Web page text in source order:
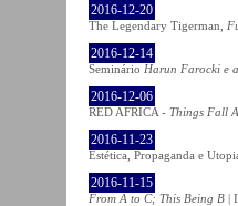
2016-12-20
The Legendary Tigerman,
2016-12-14
Seminário Harun Farocki e
2016-12-06
RED AFRICA - Things Fall
2016-11-23
Estética, Propaganda e
2016-11-15
From A to C; This Being B |